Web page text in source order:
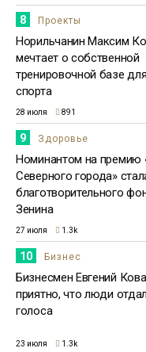
8 Проекты
Норильчанин Максим
мечтает о собственной
тренировочной базе
спорта
28 июля 891
9 Здоровье
Номинантом на премию
Северного города»
благотворительного
Зенина
27 июля 1.3k
10 Бизнес
Бизнесмен Евгений
приятно, что люди
голоса
23 июля 1.3k